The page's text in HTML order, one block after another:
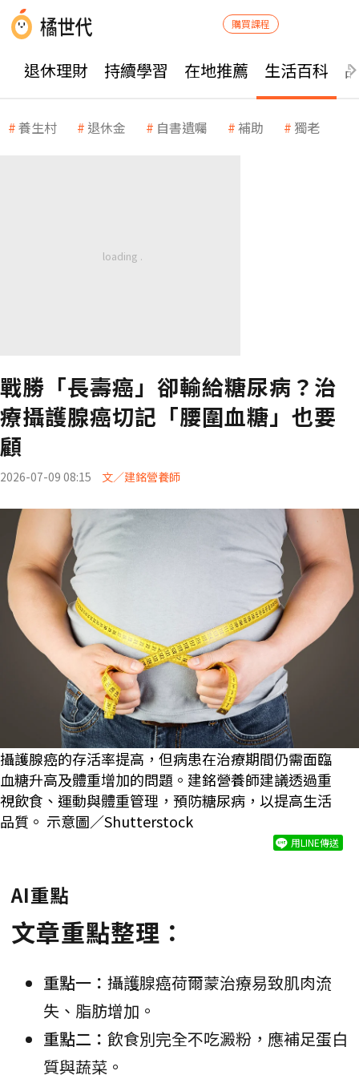
購買課程
退休理財 持續學習 在地推薦 生活百科
養生村 退休金 自書遺囑 補助 獨老
戰勝「長壽癌」卻輸給糖尿病？治
療攝護腺癌切記「腰圍血糖」也要
顧
2026-07-09 08:15 文／建銘營養師
攝護腺癌的存活率提高，但病患在治療期間仍需面臨
血糖升高及體重增加的問題。建銘營養師建議透過重
視飲食、運動與體重管理，預防糖尿病，以提高生活
品質。 示意圖／Shutterstock
用LINE傳送
AI重點
文章重點整理：
重點一： 攝護腺癌荷爾蒙治療易致肌肉流
失、脂肪增加。
重點二： 飲食別完全不吃澱粉，應補足蛋白
質與蔬菜。